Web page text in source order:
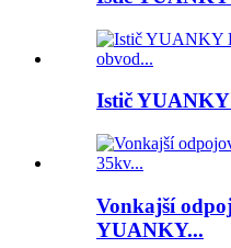
Istič
Vonkajší
YUANKY...